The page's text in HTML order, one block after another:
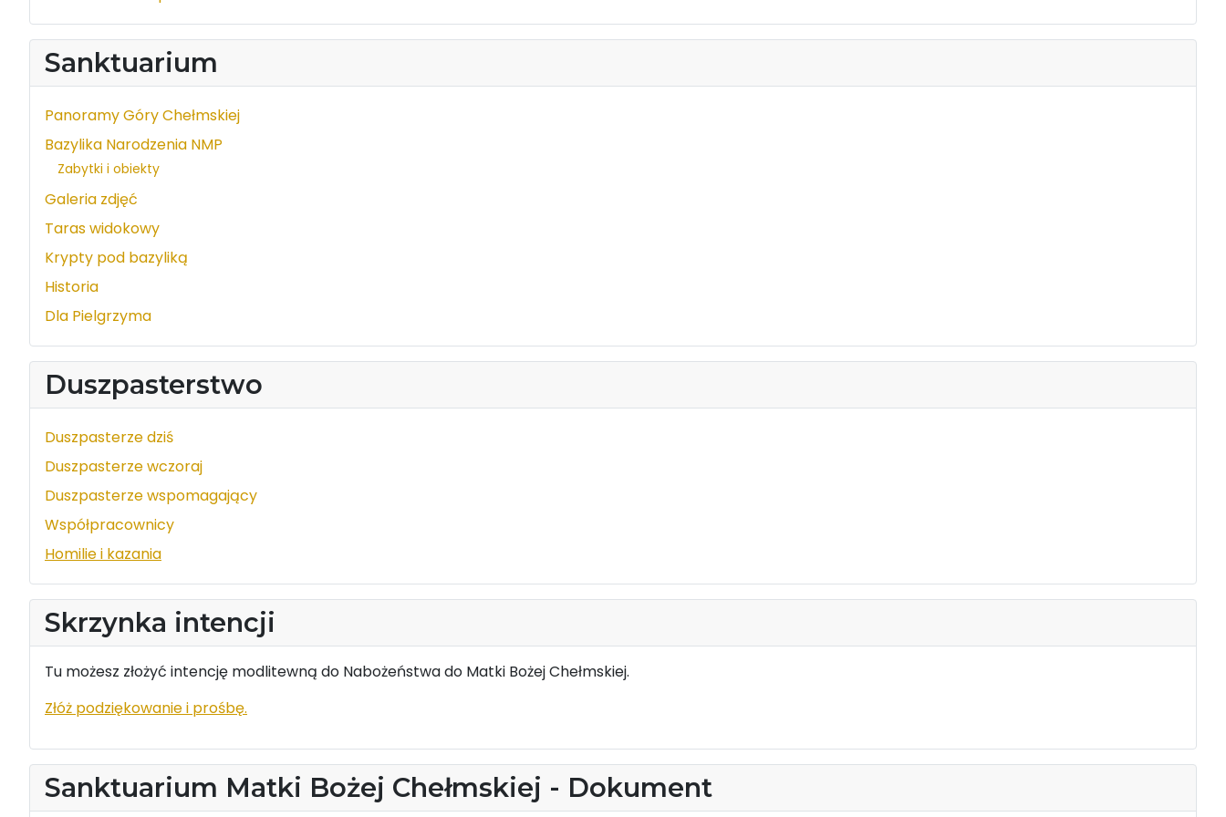
Sanktuarium
Panoramy Góry Chełmskiej
Bazylika Narodzenia NMP
Zabytki i obiekty
Galeria zdjęć
Taras widokowy
Krypty pod bazyliką
Historia
Dla Pielgrzyma
Duszpasterstwo
Duszpasterze dziś
Duszpasterze wczoraj
Duszpasterze wspomagający
Współpracownicy
Homilie i kazania
Skrzynka intencji
Tu możesz złożyć intencję modlitewną do Nabożeństwa do Matki Bożej Chełmskiej.
Złóż podziękowanie i prośbę.
Sanktuarium Matki Bożej Chełmskiej - Dokument